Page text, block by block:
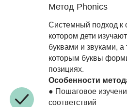
Метод Phonics
Системный подход к
котором дети
буквами и звуками,
которым буквы
позициях.
Особенности
● Пошаговое
соответствий